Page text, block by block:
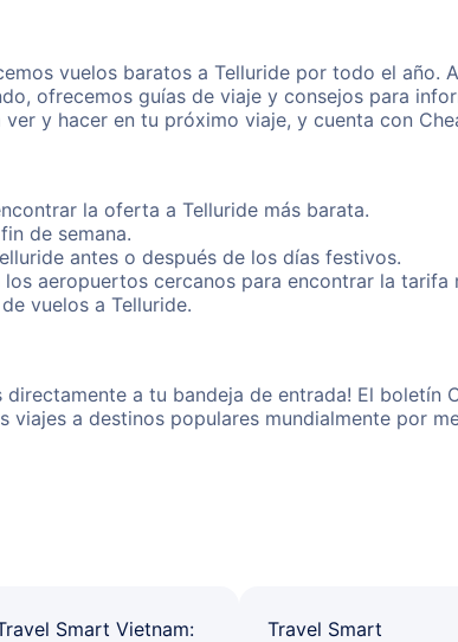
vuelos baratos a Telluride por todo el año.
ofrecemos guías de viaje y consejos para
y hacer en tu próximo viaje, y cuenta con
la oferta a Telluride más barata.
de semana.
antes o después de los días festivos.
aeropuertos cercanos para encontrar la tarifa
vuelos a Telluride.
a tu bandeja de entrada! El boletín
a destinos populares mundialmente por
Smart Vietnam:
Travel Smart